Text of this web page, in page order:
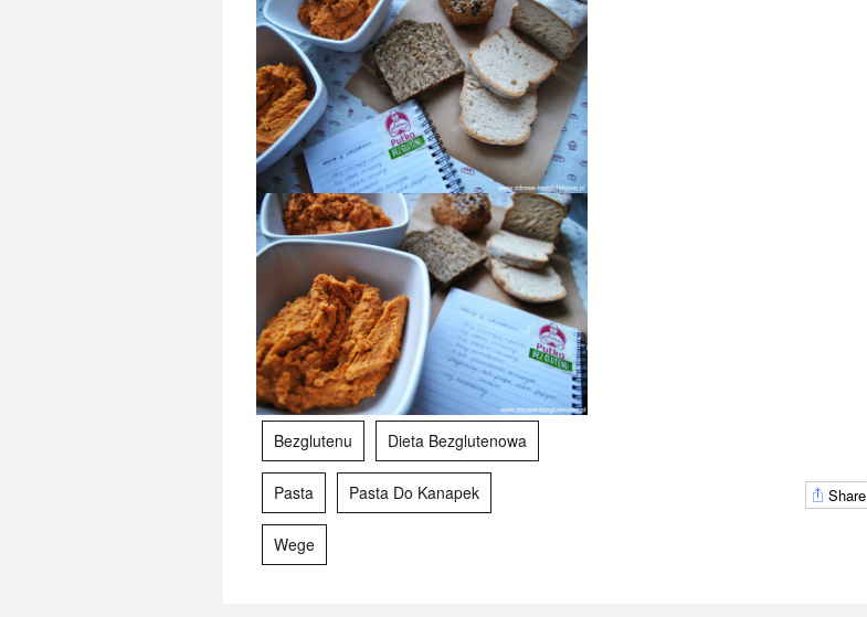
Bezglutenu Dieta Bezglutenowa
Pasta Pasta Do Kanapek
Wege
Share
22 STYCZNIA 2017